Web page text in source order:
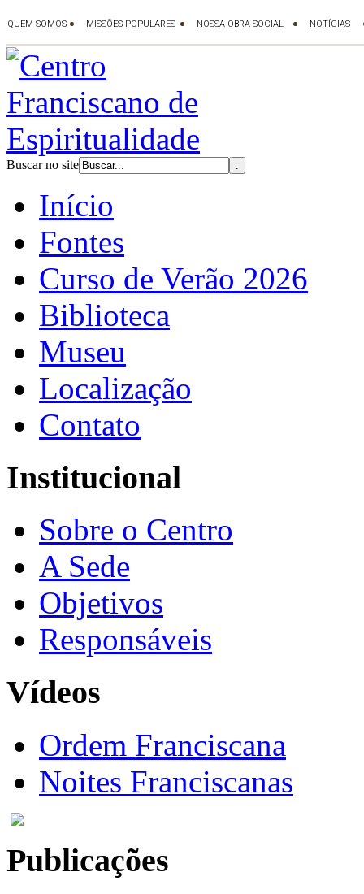
Buscar no site
Início
Fontes
Curso de Verão 2026
Biblioteca
Museu
Localização
Contato
Institucional
Sobre o Centro
A Sede
Objetivos
Responsáveis
Vídeos
Ordem Franciscana
Noites Franciscanas
Publicações